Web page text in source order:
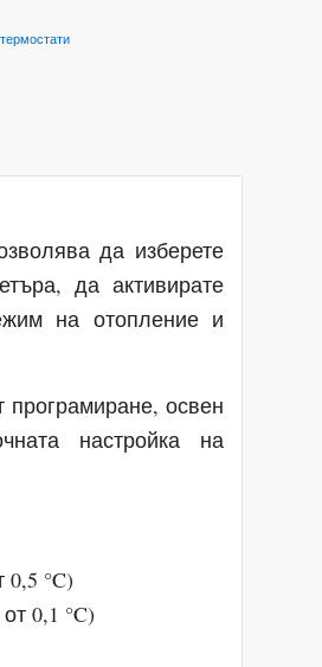
да изберете
да активирате
на отопление и
освен
настройка на
°C)
0,1 °C)